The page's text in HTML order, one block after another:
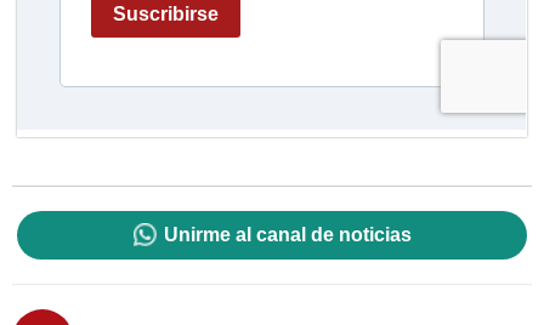
Unirme al canal de noticias